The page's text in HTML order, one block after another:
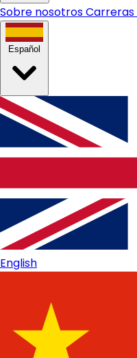
Sobre nosotrosCarreras
Español
English